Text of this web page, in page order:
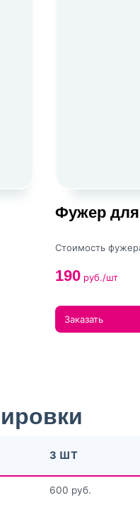
Фужер
Стоимость
190руб./шт
Заказать
3 ШТ
600 руб.